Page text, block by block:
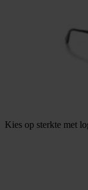
Kies op sterkte met